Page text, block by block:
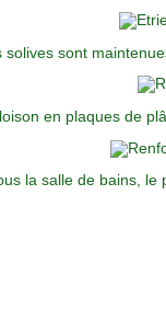
solives sont
en plaques de
la salle de bains,